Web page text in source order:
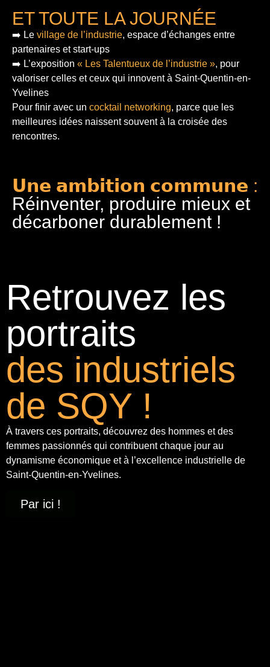
ET TOUTE LA JOURNÉE
➡️ Le village de l’industrie, espace d’échanges entre
partenaires et start-ups
➡️ L’exposition « Les Talentueux de l’industrie », pour
valoriser celles et ceux qui innovent à Saint-Quentin-en-
Yvelines
Pour finir avec un cocktail networking, parce que les
meilleures idées naissent souvent à la croisée des
rencontres.
𝗨𝗻𝗲 𝗮𝗺𝗯𝗶𝘁𝗶𝗼𝗻 𝗰𝗼𝗺𝗺𝘂𝗻𝗲 :
Réinventer, produire mieux et
décarboner durablement !
Retrouvez les
portraits
des industriels
de SQY !
À travers ces portraits, découvrez des hommes et des
femmes passionnés qui contribuent chaque jour au
dynamisme économique et à l’excellence industrielle de
Saint-Quentin-en-Yvelines.
Par ici !